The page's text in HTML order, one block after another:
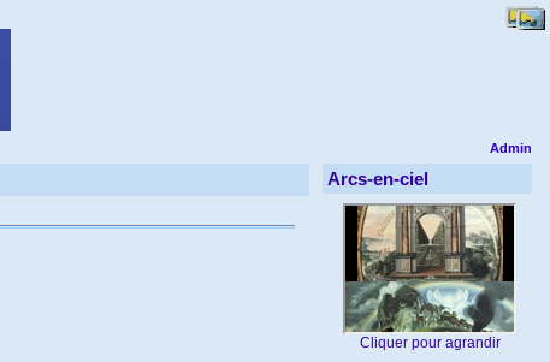
Admin
Arcs-en-ciel
Cliquer pour agrandir